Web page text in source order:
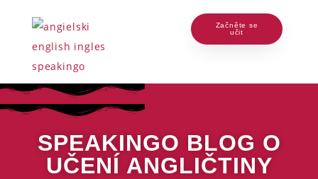
Začněte se
učit
SPEAKINGO BLOG O
UČENÍ ANGLIČTINY